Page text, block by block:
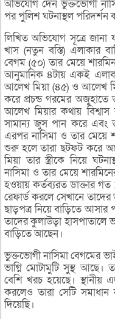
অভিযোগ দেন ভুক্তভোগী
পর পুলিশ ঘটনাস্থল পরিদর্শন
লিখিত অভিযোগ সূত্রে জানা
খাস (নতুন বস্তি) এলাকার
বেগম (৫০) তার মেয়ে
আনুমানিক ৪টায় একই
আলেখ মিয়া (৪৫) ও আলেখ
করে প্রচন্ড গরমের
আলেখ মিয়ার কথায়
সামান্য জুস পান করে এবং
এরপর নাসিমা ও তার মেয়ে
শুরু হলে তারা ছটফট করে
মিয়া তার স্ত্রীকে নিয়ে
নাসিমা ও তার মেয়ে
হওয়ায় কর্তব্যরত ডাক্তার
রেফার্ড করলে সেখানে
ছাড়পত্র নিয়ে বাড়িতে
তাদের কুলাউড়া হাসপাতালে
বাড়িতে আছেন।
ভুক্তভোগী নাসিমা বেগমের
ভাগ্নি মোটামুটি সুস্থ আছে।
বেশি খরচ হয়েছে। স্থানীয়
করলেও তারা সেটি
দিয়েছি।